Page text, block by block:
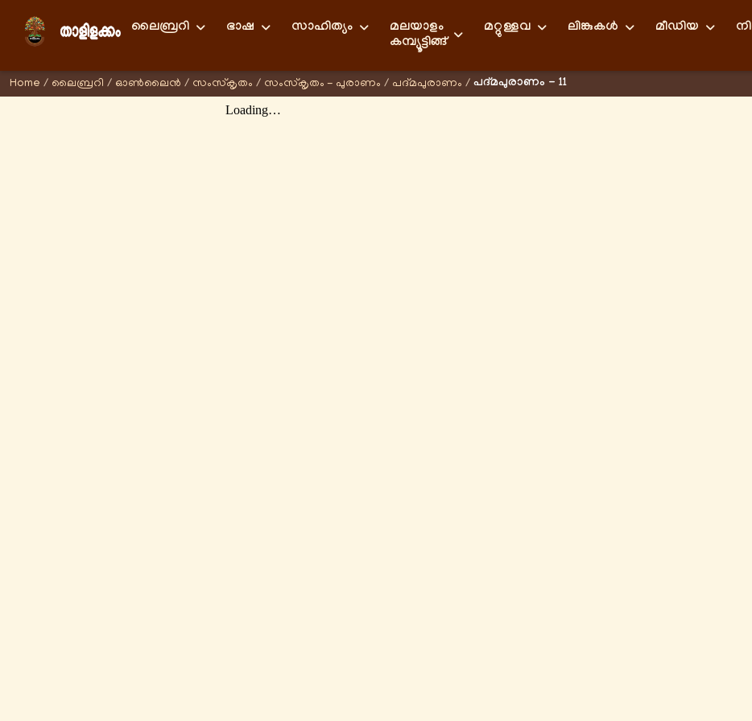
ലൈബ്രറി ഭാഷ സാഹിത്യം
മലയാളം
കമ്പ്യൂട്ടിങ്ങ്
മറ്റുള്ളവ ലിങ്കുകള്‍ മീഡിയ
Home / ലൈബ്രറി / ഓണ്‍ലൈന്‍ / സംസ്കൃതം / സംസ്കൃതം - പുരാണം / പദ്മപുരാണം / പദ്മപുരാണം - 11